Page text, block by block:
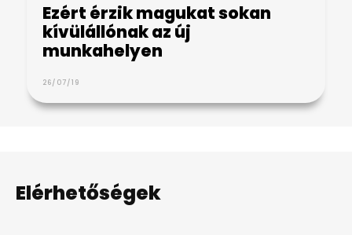
Ezért érzik magukat sokan
kívülállónak az új
munkahelyen
26/07/19
Elérhetőségek